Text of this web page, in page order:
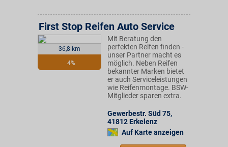
36,8 km
4%
First Stop Reifen Auto Service
Mit Beratung den
perfekten Reifen finden -
unser Partner macht es
möglich. Neben Reifen
bekannter Marken bietet
er auch Serviceleistungen
wie Reifenmontage. BSW-
Mitglieder sparen extra.
Gewerbestr. Süd 75,
41812 Erkelenz
Auf Karte anzeigen